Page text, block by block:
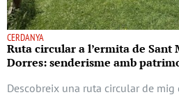
CERDANYA
Ruta circular a l’ermita de Sant
Dorres: senderisme amb
Descobreix una ruta circular de mig